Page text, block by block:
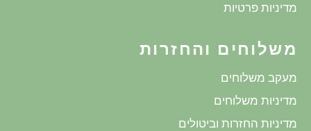
מדיניות פרטיות
משלוחים והחזרות
מעקב משלוחים
מדיניות משלוחים
מדיניות החזרות וביטולים